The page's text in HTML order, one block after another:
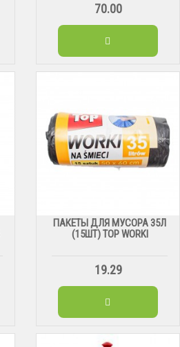
70.00
ПАКЕТЫ ДЛЯ МУСОРА 35Л
(15ШТ) TOP WORKI
19.29